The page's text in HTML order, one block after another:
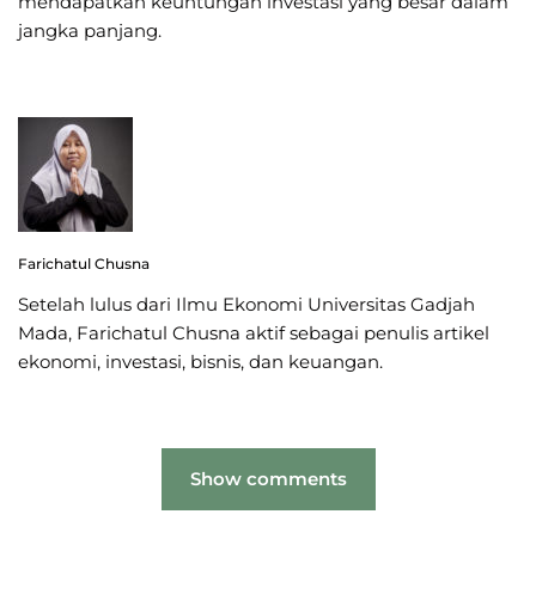
jangka panjang.
Farichatul Chusna
Setelah lulus dari Ilmu Ekonomi Universitas Gadjah
Mada, Farichatul Chusna aktif sebagai penulis artikel
ekonomi, investasi, bisnis, dan keuangan.
Show comments